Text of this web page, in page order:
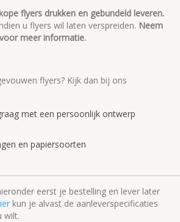
flyers drukken en gebundeld leveren.
u flyers wil laten verspreiden. Neem
meer informatie.
flyers? Kijk dan bij ons
met een persoonlijk ontwerp
en papiersoorten
eerst je bestelling en lever later
kun je alvast de aanleverspecificaties
wilt.